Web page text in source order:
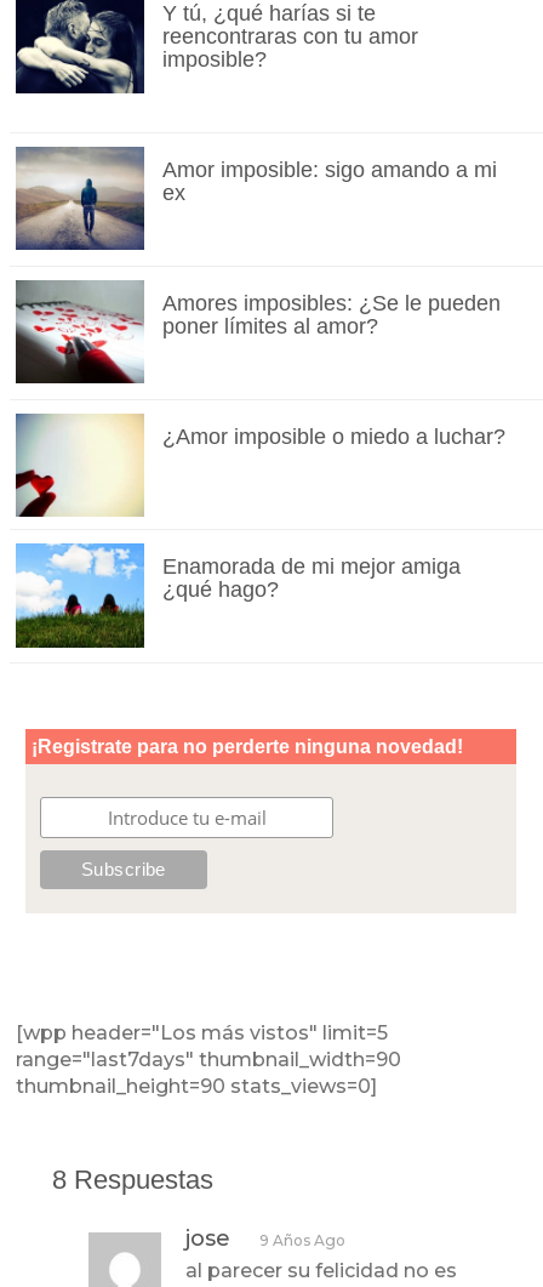
Y tú, ¿qué harías si te
reencontraras con tu amor
imposible?
Amor imposible: sigo amando a mi
ex
Amores imposibles: ¿Se le pueden
poner límites al amor?
¿Amor imposible o miedo a luchar?
Enamorada de mi mejor amiga
¿qué hago?
[wpp header="Los más vistos" limit=5
range="last7days" thumbnail_width=90
thumbnail_height=90 stats_views=0]
8 Respuestas
jose 9 Años Ago
al parecer su felicidad no es